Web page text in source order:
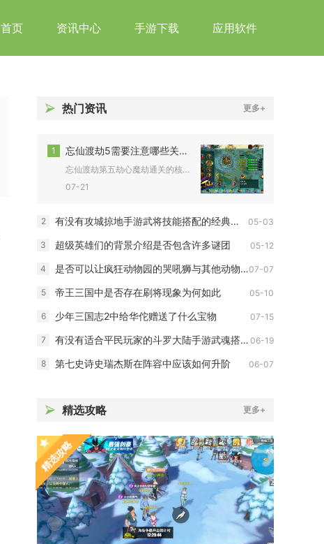
首页 资讯中心 手游下载 应用软件
热门资讯 更多+
1 忘仙渡劫5需要注意哪些关键点
忘仙渡劫第五劫心魔劫通关的核心关键点分为战前硬性养成、道具储...
07-21
2 有没有攻城掠地手游武将技能搭配的经典案例可参考 05-03
3 超级英雄们的背景介绍是否包含许多谜团 05-12
4 是否可以让疯狂动物园的哭吼狮与其他动物共处07-07
5 帝王三国中是否存在刷将现象为何如此 05-10
6 少年三国志2中给华佗赠送了什么宝物 07-15
7 有没有适合平民玩家的斗罗大陆手游武魂搭配推荐 06-19
8 第七史诗史瑞杰斯在阵容中应该如何升阶 06-07
精选攻略 更多+
精选攻略